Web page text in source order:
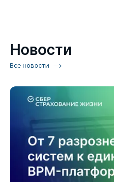
Новости
Все новости